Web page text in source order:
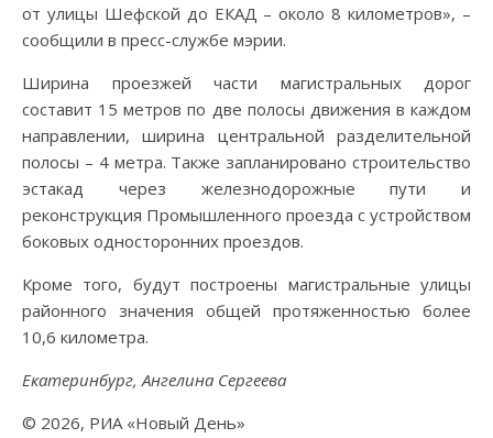
от улицы Шефской до ЕКАД – около 8 километров», –
сообщили в пресс-службе мэрии.
Ширина проезжей части магистральных дорог
составит 15 метров по две полосы движения в каждом
направлении, ширина центральной разделительной
полосы – 4 метра. Также запланировано строительство
эстакад через железнодорожные пути и
реконструкция Промышленного проезда с устройством
боковых односторонних проездов.
Кроме того, будут построены магистральные улицы
районного значения общей протяженностью более
10,6 километра.
Екатеринбург, Ангелина Сергеева
© 2026, РИА «Новый День»